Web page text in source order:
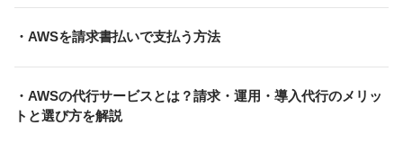
・AWSを請求書払いで支払う方法
・AWSの代行サービスとは？請求・運用・導入代行のメリッ
トと選び方を解説